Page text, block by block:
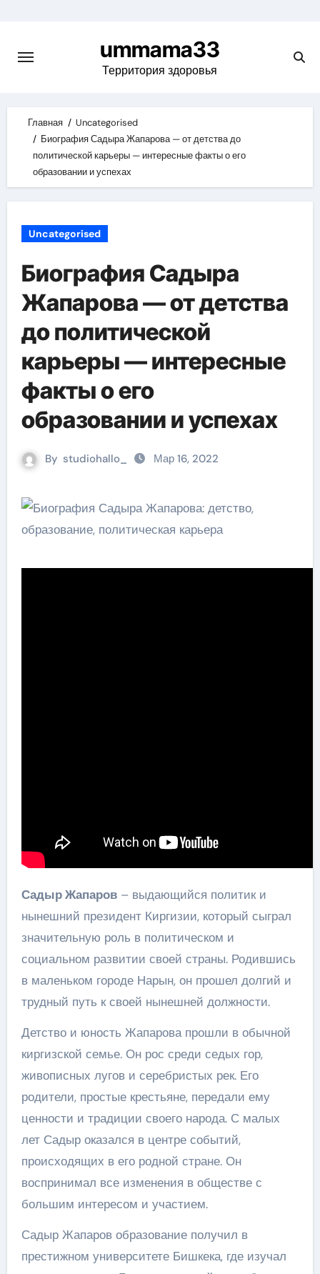
content
ummama33
Территория здоровья
Главная
Uncategorised
Биография Садыра Жапарова — от детства до
политической карьеры — интересные факты о его
образовании и успехах
Uncategorised
Биография Садыра
Жапарова — от детства
до политической
карьеры — интересные
факты о его
образовании и успехах
By studiohallo_ Мар 16, 2022
Садыр Жапаров– выдающийся политик и
нынешний президент Киргизии, который сыграл
значительную роль в политическом и
социальном развитии своей страны. Родившись
в маленьком городе Нарын, он прошел долгий и
трудный путь к своей нынешней должности.
Детство и юность Жапарова прошли в обычной
киргизской семье. Он рос среди седых гор,
живописных лугов и серебристых рек. Его
родители, простые крестьяне, передали ему
ценности и традиции своего народа. С малых
лет Садыр оказался в центре событий,
происходящих в его родной стране. Он
воспринимал все изменения в обществе с
большим интересом и участием.
Садыр Жапаров образование получил в
престижном университете Бишкека, где изучал